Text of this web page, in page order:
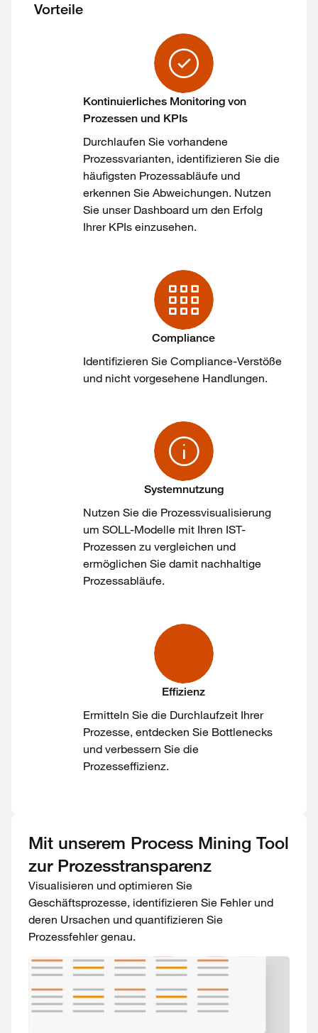
Vorteile
Kontinuierliches Monitoring von
Prozessen und KPIs
Durchlaufen Sie vorhandene
Prozessvarianten, identifizieren Sie die
häufigsten Prozessabläufe und
erkennen Sie Abweichungen. Nutzen
Sie unser Dashboard um den Erfolg
Ihrer KPIs einzusehen.
Compliance
Identifizieren Sie Compliance-Verstöße
und nicht vorgesehene Handlungen.
Systemnutzung
Nutzen Sie die Prozessvisualisierung
um SOLL-Modelle mit Ihren IST-
Prozessen zu vergleichen und
ermöglichen Sie damit nachhaltige
Prozessabläufe.
Effizienz
Ermitteln Sie die Durchlaufzeit Ihrer
Prozesse, entdecken Sie Bottlenecks
und verbessern Sie die
Prozesseffizienz.
Mit unserem Process Mining Tool
zur Prozesstransparenz
Visualisieren und optimieren Sie
Geschäftsprozesse, identifizieren Sie Fehler und
deren Ursachen und quantifizieren Sie
Prozessfehler genau.